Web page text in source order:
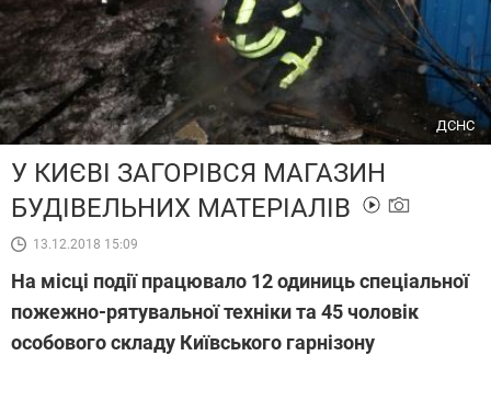
ДСНС
У КИЄВІ ЗАГОРІВСЯ МАГАЗИН
БУДІВЕЛЬНИХ МАТЕРІАЛІВ
13.12.2018 15:09
На місці події працювало 12 одиниць спеціальної
пожежно-рятувальної техніки та 45 чоловік
особового складу Київського гарнізону